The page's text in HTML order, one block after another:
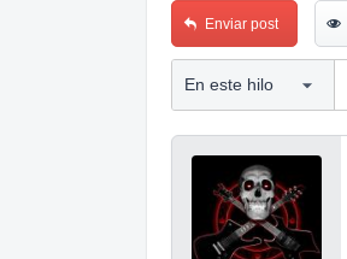
Enviar post